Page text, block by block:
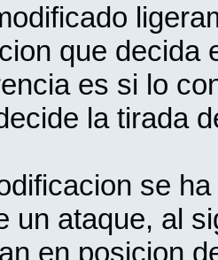
que decida
es si lo
la tirada
se
un ataque, al
en posicion